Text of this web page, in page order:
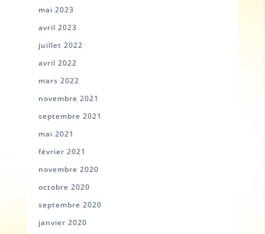
mai 2023
avril 2023
juillet 2022
avril 2022
mars 2022
novembre 2021
septembre 2021
mai 2021
février 2021
novembre 2020
octobre 2020
septembre 2020
janvier 2020